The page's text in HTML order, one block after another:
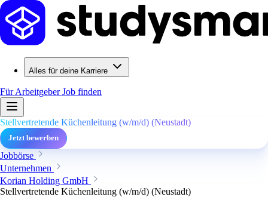
Alles für deine Karriere
Für ArbeitgeberJob finden
Stellvertretende Küchenleitung (w/m/d) (Neustadt)
Jetzt bewerben
Jobbörse
Unternehmen
Korian Holding GmbH
Stellvertretende Küchenleitung (w/m/d) (Neustadt)